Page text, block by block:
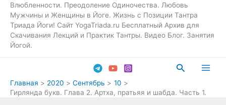
Влюбленности. Преодоление Одиночества. Любовь
Мужчины и Женщины в Йоге. Жизнь с Позиции Тантра
Триада Йоги! Сайт YogaTriada.ru Бесплатный Архив для
Скачивания Лекций и Практик Тантры. Видео Блог. Занятия
Йогой.
Поиск
Главная 2020 Сентябрь
10
Гирлянда букв. Глава 2. Артха, пратьяя и шабда. Часть 1.